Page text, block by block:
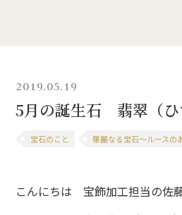
2019.05.19
5月の誕生石 翡翠（ひ
宝石のこと 華麗なる宝石～ルースの
こんにちは 宝飾加工担当の佐藤